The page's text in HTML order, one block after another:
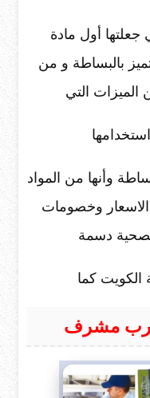
جعلتها أول مادة
بالبساطة و من
الميزات التي
وأنها من المواد
وخصومات
دسمة
الكويت كما
مشرف